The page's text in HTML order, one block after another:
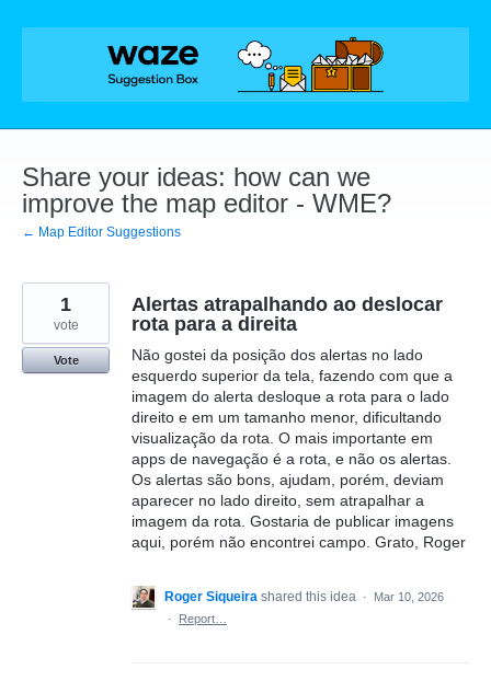
Skip
Share your ideas: how can we
improve the map editor - WME?
← Map Editor Suggestions
Alertas atrapalhando ao deslocar
rota para a direita
Não gostei da posição dos alertas no lado
esquerdo superior da tela, fazendo com que a
imagem do alerta desloque a rota para o lado
direito e em um tamanho menor, dificultando
visualização da rota. O mais importante em
apps de navegação é a rota, e não os alertas.
Os alertas são bons, ajudam, porém, deviam
aparecer no lado direito, sem atrapalhar a
imagem da rota. Gostaria de publicar imagens
aqui, porém não encontrei campo. Grato, Roger
1
vote
Vote
Roger Siqueira shared this idea ·
Mar 10, 2026
·
Report…